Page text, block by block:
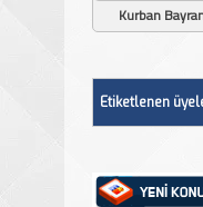
Kurban
Etiketlenen